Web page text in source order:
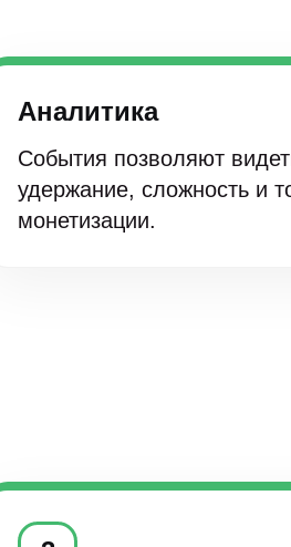
Аналитика
События позволяют
удержание, сложность и
монетизации.